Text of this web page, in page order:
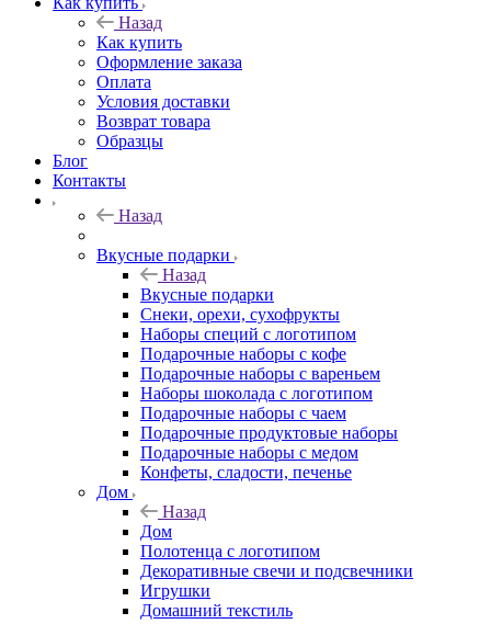
Назад
Как купить
Оформление заказа
Оплата
Условия доставки
Возврат товара
Образцы
Блог
Контакты
Назад
Вкусные подарки
Назад
Вкусные подарки
Снеки, орехи, сухофрукты
Наборы специй с логотипом
Подарочные наборы с кофе
Подарочные наборы с вареньем
Наборы шоколада с логотипом
Подарочные наборы с чаем
Подарочные продуктовые наборы
Подарочные наборы с медом
Конфеты, сладости, печенье
Дом
Назад
Дом
Полотенца с логотипом
Декоративные свечи и подсвечники
Игрушки
Домашний текстиль